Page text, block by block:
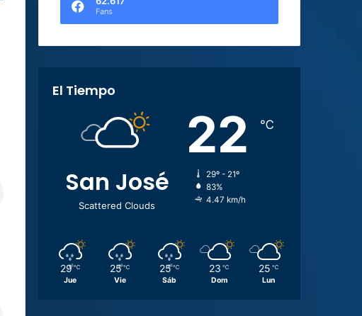
Fans
El Tiempo
San José
Scattered Clouds
22 ℃
29º - 21º
83%
4.47 km/h
29 ℃
Jue
25 ℃
Vie
25 ℃
Sáb
23 ℃
Dom
25 ℃
Lun